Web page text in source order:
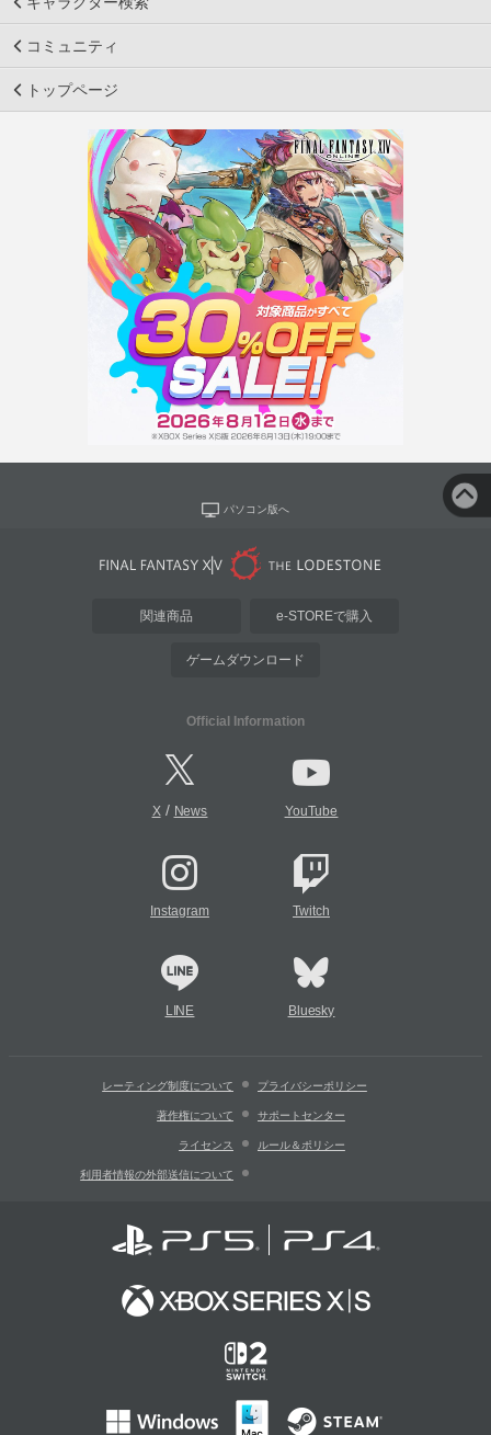
コミュニティ
トップページ
パソコン版へ
関連商品 e-STOREで購入
ゲームダウンロード
Official Information
X/ News YouTube
Instagram Twitch
LINE Bluesky
レーティング制度について プライバシーポリシー
著作権について サポートセンター
ライセンス ルール＆ポリシー
利用者情報の外部送信について